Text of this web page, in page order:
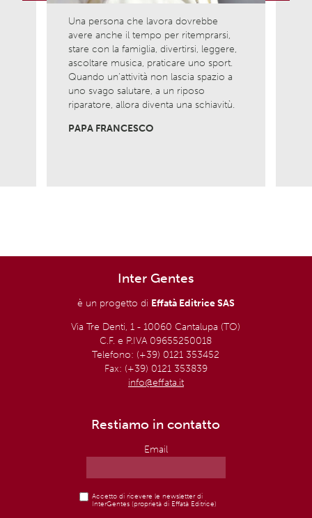
Una persona che lavora dovrebbe
avere anche il tempo per ritemprarsi,
stare con la famiglia, divertirsi, leggere,
ascoltare musica, praticare uno sport.
Quando un’attività non lascia spazio a
uno svago salutare, a un riposo
riparatore, allora diventa una schiavitù.
PAPA FRANCESCO
Previous
Inter Gentes
è un progetto di Effatà Editrice SAS
Via Tre Denti, 1 - 10060 Cantalupa (TO)
C.F. e P.IVA 09655250018
Telefono: (+39) 0121 353452
Fax: (+39) 0121 353839
info@effata.it
Restiamo in contatto
Email
Accetto di ricevere le newsletter di
InterGentes (proprietà di Effatà Editrice)